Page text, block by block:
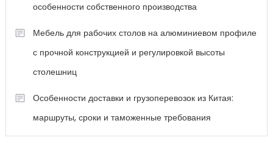
особенности собственного производства
Мебель для рабочих столов на алюминиевом профиле
с прочной конструкцией и регулировкой высоты
столешниц
Особенности доставки и грузоперевозок из Китая:
маршруты, сроки и таможенные требования